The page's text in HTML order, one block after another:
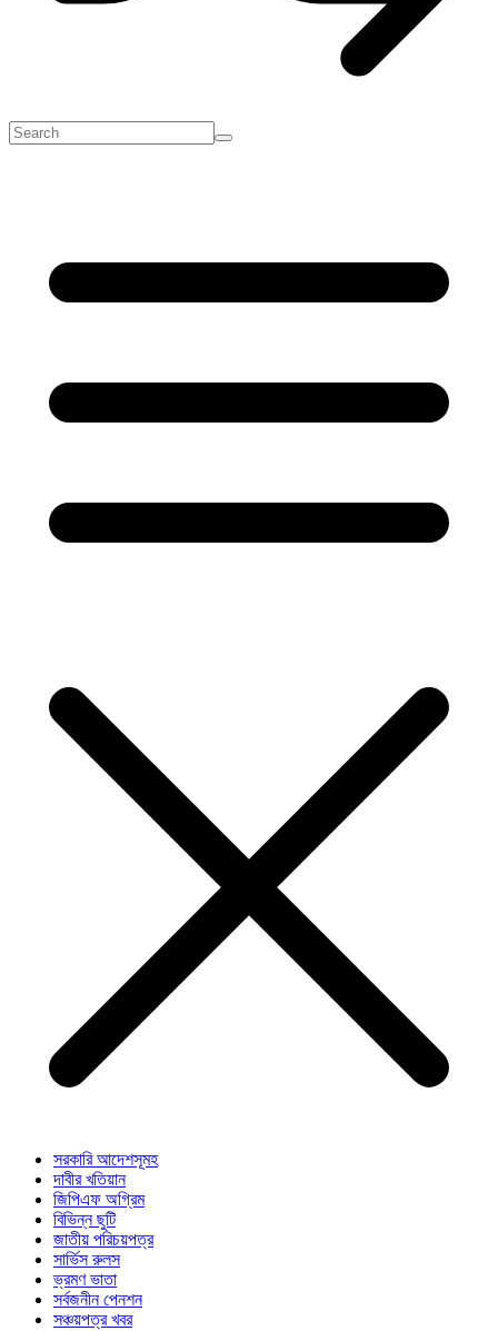
সরকারি আদেশসূমহ
দাবীর খতিয়ান
জিপিএফ অগ্রিম
বিভিন্ন ছুটি
জাতীয় পরিচয়পত্র
সার্ভিস রুলস
ভ্রমণ ভাতা
সর্বজনীন পেনশন
সঞ্চয়পত্র খবর